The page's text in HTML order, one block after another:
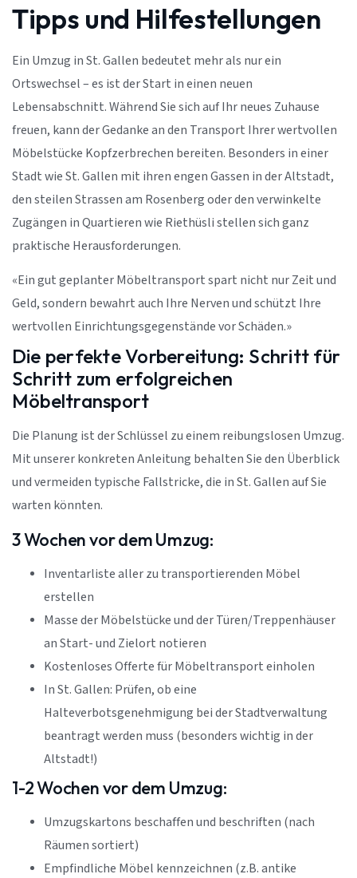
Tipps und Hilfestellungen
Ein Umzug in St. Gallen bedeutet mehr als nur ein
Ortswechsel – es ist der Start in einen neuen
Lebensabschnitt. Während Sie sich auf Ihr neues Zuhause
freuen, kann der Gedanke an den Transport Ihrer wertvollen
Möbelstücke Kopfzerbrechen bereiten. Besonders in einer
Stadt wie St. Gallen mit ihren engen Gassen in der Altstadt,
den steilen Strassen am Rosenberg oder den verwinkelte
Zugängen in Quartieren wie Riethüsli stellen sich ganz
praktische Herausforderungen.
«Ein gut geplanter Möbeltransport spart nicht nur Zeit und
Geld, sondern bewahrt auch Ihre Nerven und schützt Ihre
wertvollen Einrichtungsgegenstände vor Schäden.»
Die perfekte Vorbereitung: Schritt für
Schritt zum erfolgreichen
Möbeltransport
Die Planung ist der Schlüssel zu einem reibungslosen Umzug.
Mit unserer konkreten Anleitung behalten Sie den Überblick
und vermeiden typische Fallstricke, die in St. Gallen auf Sie
warten könnten.
3 Wochen vor dem Umzug:
Inventarliste aller zu transportierenden Möbel
erstellen
Masse der Möbelstücke und der Türen/Treppenhäuser
an Start- und Zielort notieren
Kostenloses Offerte für Möbeltransport einholen
In St. Gallen: Prüfen, ob eine
Halteverbotsgenehmigung bei der Stadtverwaltung
beantragt werden muss (besonders wichtig in der
Altstadt!)
1-2 Wochen vor dem Umzug:
Umzugskartons beschaffen und beschriften (nach
Räumen sortiert)
Empfindliche Möbel kennzeichnen (z.B. antike